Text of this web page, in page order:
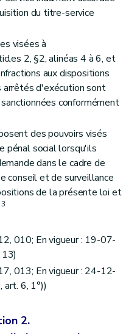
du titre-service
visées à
2, §2, alinéas 4 à 6, et
aux dispositions
d'exécution sont
conformément
des pouvoirs visés
pénal social lorsqu'ils
dans le cadre de
conseil et de surveillance
de la présente loi et
3
010; En vigueur : 19-07-
013; En vigueur : 24-12-
6, 1°))
2.